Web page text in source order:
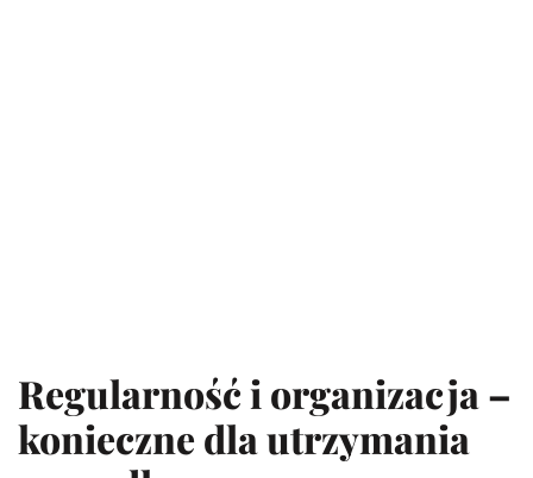
Regularność i organizacja –
konieczne dla utrzymania